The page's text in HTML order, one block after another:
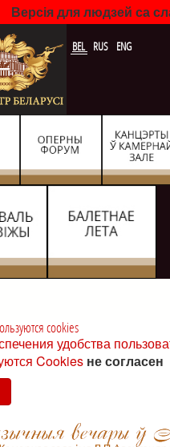
Версія для людзей са
BEL RUS ENG
cookies
удобства
Cookies не согласен